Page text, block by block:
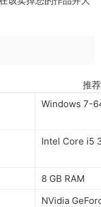
推荐配
Windows 7-
Intel Core i5
8 GB RAM
NVidia